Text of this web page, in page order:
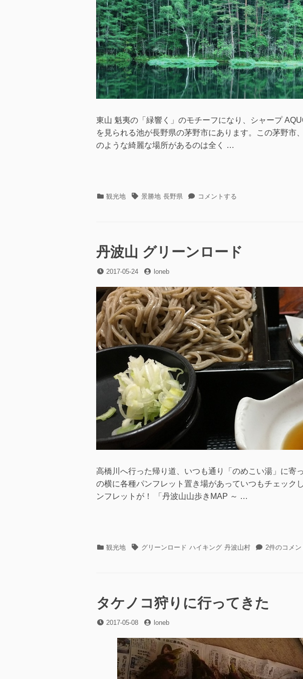
事
中
へ
の
東山 魁夷の「緑響く」のモチーフになり、シャープ
を見られる池が長野県の茅野市にあります。この茅野市
のような綺麗な場所があるのは全く …
カ 観光地
タ 景勝地 長野県
初
鹿
池
っ
て
き
た
–
長
野
県
茅
市
コメントする
丹波山 グリーンロード
投
日
2017-05-24
投
者
loneb
高橋川へ行った帰り道、いつも通り「のめこい湯」に寄
の横に各種パンフレット置き場があっていつもチェック
ンフレットが！ 「丹波山山歩きMAP ～ …
カ 観光地
タ
グリーンロード ハイキング 丹波山村
丹
ン
ド
へ
の
2件のコメン
タケノコ狩りに行ってきた
投
2017-05-08
投
者
loneb